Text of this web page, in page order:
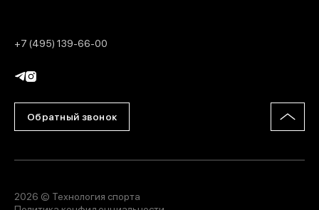
+7 (495) 139-66-00
Обратный звонок
2026 © Технология спорта